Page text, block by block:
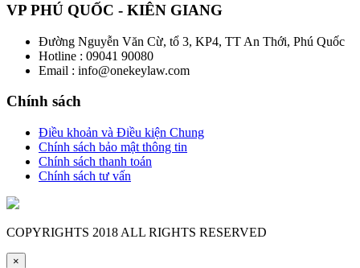
VP PHÚ QUỐC - KIÊN GIANG
Đường Nguyễn Văn Cừ, tổ 3, KP4, TT An Thới, Phú Quốc
Hotline : 09041 90080
Email : info@onekeylaw.com
Chính sách
Điều khoản và Điều kiện Chung
Chính sách bảo mật thông tin
Chính sách thanh toán
Chính sách tư vấn
COPYRIGHTS 2018 ALL RIGHTS RESERVED
×